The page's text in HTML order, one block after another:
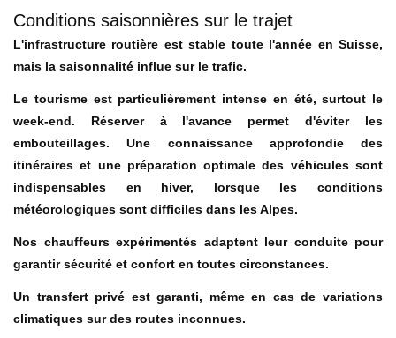
Conditions saisonnières sur le trajet
L'infrastructure routière est stable toute l'année en Suisse,
mais la saisonnalité influe sur le trafic.
Le tourisme est particulièrement intense en été, surtout le
week-end. Réserver à l'avance permet d'éviter les
embouteillages. Une connaissance approfondie des
itinéraires et une préparation optimale des véhicules sont
indispensables en hiver, lorsque les conditions
météorologiques sont difficiles dans les Alpes.
Nos chauffeurs expérimentés adaptent leur conduite pour
garantir sécurité et confort en toutes circonstances.
Un transfert privé est garanti, même en cas de variations
climatiques sur des routes inconnues.